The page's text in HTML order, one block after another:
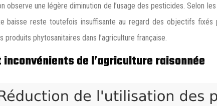
observe une légère diminution de l’usage des pesticides. Selon
baisse reste toutefois insuffisante au regard des objectifs
produits phytosanitaires dans l’agriculture française.
de l’agriculture raisonnée